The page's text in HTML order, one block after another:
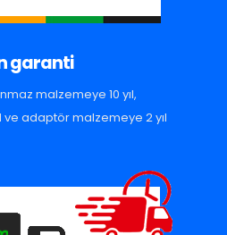
garanti
malzemeye 10 yıl,
adaptör malzemeye 2 yıl